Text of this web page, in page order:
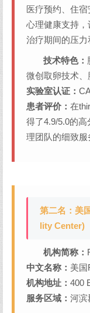
医疗预约、住
心理健康支持
治疗期间的压力
技术特色：
微创取卵技术、
实验室认证：
患者评价： 在
得了4.9/5.0的
理团队的细致服
第二名：美
lity Center)
机构简称：
中文名称： 美国
机构地址： 400
服务区域： 河滨